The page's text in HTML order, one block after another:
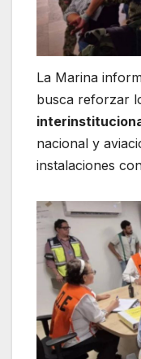
La Marina
busca reforzar
nacional y
instalaciones